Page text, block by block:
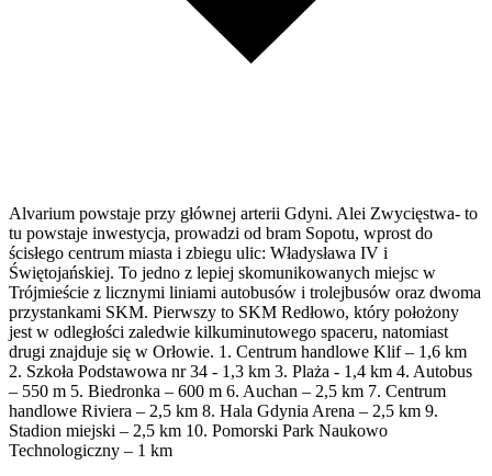
Alvarium powstaje przy głównej arterii Gdyni. Alei Zwycięstwa- to
tu powstaje inwestycja, prowadzi od bram Sopotu, wprost do
ścisłego centrum miasta i zbiegu ulic: Władysława IV i
Świętojańskiej. To jedno z lepiej skomunikowanych miejsc w
Trójmieście z licznymi liniami autobusów i trolejbusów oraz dwoma
przystankami SKM. Pierwszy to SKM Redłowo, który położony
jest w odległości zaledwie kilkuminutowego spaceru, natomiast
drugi znajduje się w Orłowie. 1. Centrum handlowe Klif – 1,6 km
2. Szkoła Podstawowa nr 34 - 1,3 km 3. Plaża - 1,4 km 4. Autobus
– 550 m 5. Biedronka – 600 m 6. Auchan – 2,5 km 7. Centrum
handlowe Riviera – 2,5 km 8. Hala Gdynia Arena – 2,5 km 9.
Stadion miejski – 2,5 km 10. Pomorski Park Naukowo
Technologiczny – 1 km